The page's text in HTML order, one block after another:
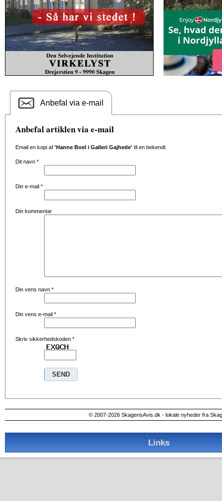
Anbefal via e-mail
Anbefal artiklen via e-mail
Email en kopi af 'Hanne Boel i Galleri Gajhede' til en bekendt
Dit navn *
Din e-mail *
Din kommentar
Din vens navn *
Din vens e-mail *
Skriv sikkerhedskoden *
© 2007-2026 SkagensAvis.dk - lokale nyheder fra
Links